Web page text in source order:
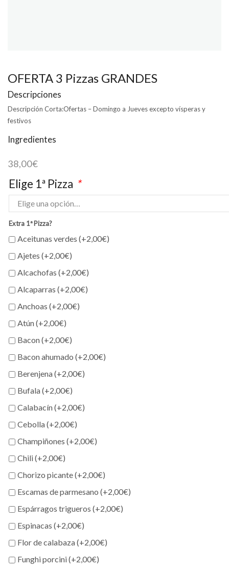
OFERTA 3 Pizzas GRANDES
Descripciones
Descripción Corta:Ofertas – Domingo a Jueves excepto vísperas y
festivos
Ingredientes
38,00€
Elige 1ª Pizza *
Extra 1ª Pizza?
Aceitunas verdes (+2,00€)
Ajetes (+2,00€)
Alcachofas (+2,00€)
Alcaparras (+2,00€)
Anchoas (+2,00€)
Atún (+2,00€)
Bacon (+2,00€)
Bacon ahumado (+2,00€)
Berenjena (+2,00€)
Bufala (+2,00€)
Calabacín (+2,00€)
Cebolla (+2,00€)
Champiñones (+2,00€)
Chili (+2,00€)
Chorizo picante (+2,00€)
Escamas de parmesano (+2,00€)
Espárragos trigueros (+2,00€)
Espinacas (+2,00€)
Flor de calabaza (+2,00€)
Funghi porcini (+2,00€)